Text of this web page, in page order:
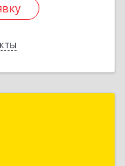
г, Почтовый